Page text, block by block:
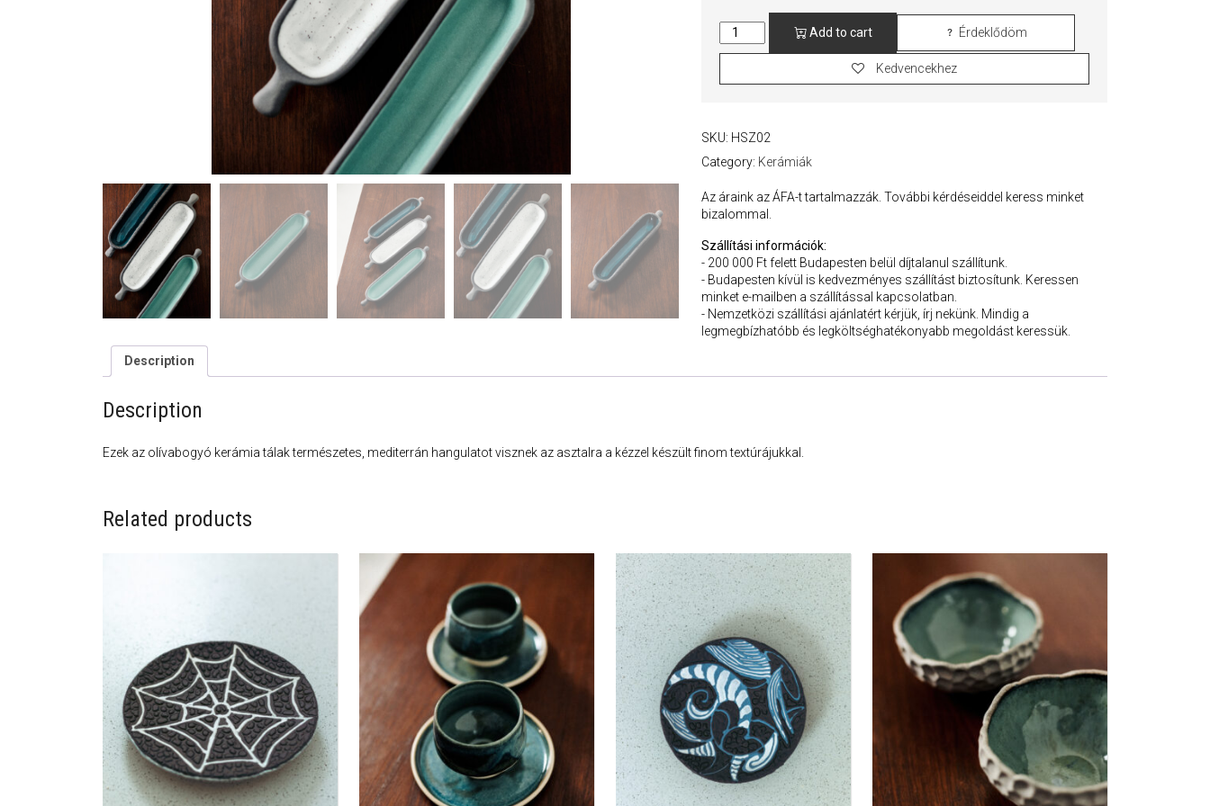
Olivabogyó
Kerámia
Add to cart Érdeklődöm
Kedvencekhez
SKU: HSZ02
Category: Kerámiák
Az áraink az ÁFA-t tartalmazzák. További kérdéseiddel keress minket
bizalommal.
Szállítási információk:
- 200 000 Ft felett Budapesten belül díjtalanul szállítunk.
- Budapesten kívül is kedvezményes szállítást biztosítunk. Keressen
minket e-mailben a szállítással kapcsolatban.
- Nemzetközi szállítási ajánlatért kérjük, írj nekünk. Mindig a
legmegbízhatóbb és legköltséghatékonyabb megoldást keressük.
Description
Description
Ezek az olívabogyó kerámia tálak természetes, mediterrán hangulatot visznek az asztalra a kézzel készült finom textúrájukkal.
Related products